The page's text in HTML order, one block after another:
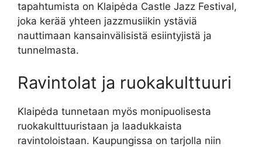
tapahtumista on Klaipėda Castle Jazz Festival,
joka kerää yhteen jazzmusiikin ystäviä
nauttimaan kansainvälisistä esiintyjistä ja
tunnelmasta.
Ravintolat ja ruokakulttuuri
Klaipėda tunnetaan myös monipuolisesta
ruokakulttuuristaan ja laadukkaista
ravintoloistaan. Kaupungissa on tarjolla niin